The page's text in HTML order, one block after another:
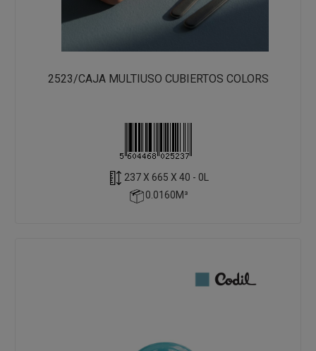
2523/CAJA MULTIUSO CUBIERTOS COLORS
237 X 665 X 40 - 0L
0.0160M³